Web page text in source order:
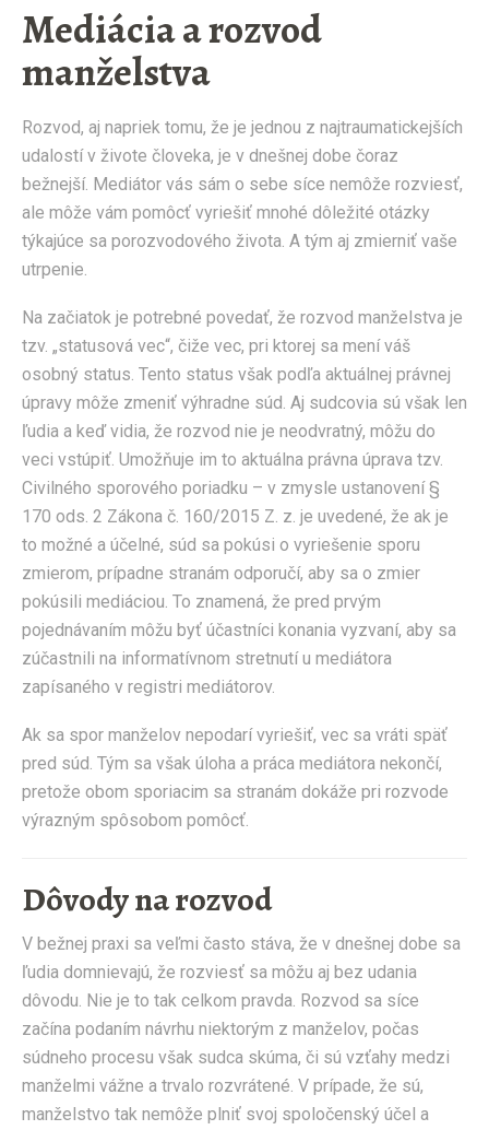
Mediácia a rozvod
manželstva
Rozvod, aj napriek tomu, že je jednou z najtraumatickejších
udalostí v živote človeka, je v dnešnej dobe čoraz
bežnejší. Mediátor vás sám o sebe síce nemôže rozviesť,
ale môže vám pomôcť vyriešiť mnohé dôležité otázky
týkajúce sa porozvodového života. A tým aj zmierniť vaše
utrpenie.
Na začiatok je potrebné povedať, že rozvod manželstva je
tzv. „statusová vec“, čiže vec, pri ktorej sa mení váš
osobný status. Tento status však podľa aktuálnej právnej
úpravy môže zmeniť výhradne súd. Aj sudcovia sú však len
ľudia a keď vidia, že rozvod nie je neodvratný, môžu do
veci vstúpiť. Umožňuje im to aktuálna právna úprava tzv.
Civilného sporového poriadku – v zmysle ustanovení §
170 ods. 2 Zákona č. 160/2015 Z. z. je uvedené, že ak je
to možné a účelné, súd sa pokúsi o vyriešenie sporu
zmierom, prípadne stranám odporučí, aby sa o zmier
pokúsili mediáciou. To znamená, že pred prvým
pojednávaním môžu byť účastníci konania vyzvaní, aby sa
zúčastnili na informatívnom stretnutí u mediátora
zapísaného v registri mediátorov.
Ak sa spor manželov nepodarí vyriešiť, vec sa vráti späť
pred súd. Tým sa však úloha a práca mediátora nekončí,
pretože obom sporiacim sa stranám dokáže pri rozvode
výrazným spôsobom pomôcť.
Dôvody na rozvod
V bežnej praxi sa veľmi často stáva, že v dnešnej dobe sa
ľudia domnievajú, že rozviesť sa môžu aj bez udania
dôvodu. Nie je to tak celkom pravda. Rozvod sa síce
začína podaním návrhu niektorým z manželov, počas
súdneho procesu však sudca skúma, či sú vzťahy medzi
manželmi vážne a trvalo rozvrátené. V prípade, že sú,
manželstvo tak nemôže plniť svoj spoločenský účel a